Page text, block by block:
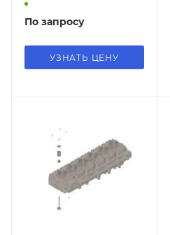
По запросу
УЗНАТЬ ЦЕНУ